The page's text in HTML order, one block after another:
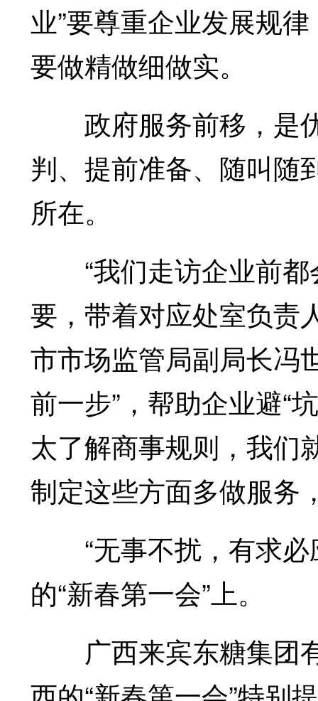
业”要尊重企业发展规
要做精做细做实。
政府服务前移，是
判、提前准备、随叫随
所在。
“我们走访企业前都
要，带着对应处室负责
市市场监管局副局长冯
前一步”，帮助企业避“
太了解商事规则，我们
制定这些方面多做服务
“无事不扰，有求必
的“新春第一会”上。
广西来宾东糖集团